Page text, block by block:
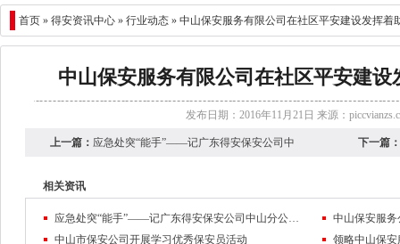
首页 » 得安资讯中心 » 行业动态 » 中山保安服务有限公司在社区平安建设发挥着
中山保安服务有限公司在社区平安建
发布日期：2016年11月21日 来源：
上一篇： 应急处突“能手”——记广东得安保安公司中 下一篇：
相关资讯
应急处突“能手”——记广东得安保安公司中山分公司驻东区街道辅警队
中山市保安公司开展学习优秀保安员活动
领略中山保